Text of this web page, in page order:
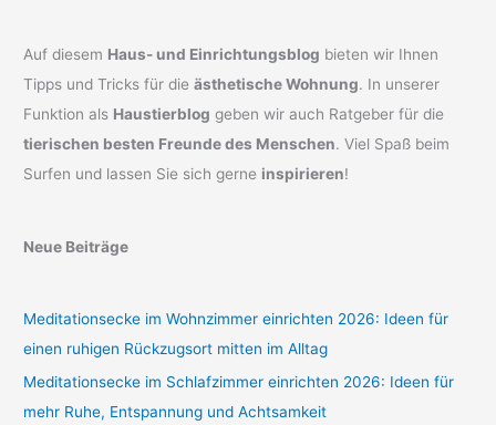
Auf diesem Haus- und Einrichtungsblog bieten wir Ihnen
Tipps und Tricks für dieästhetische Wohnung. In unserer
Funktion als Haustierblog geben wir auch Ratgeber für die
tierischen besten Freunde des Menschen. Viel Spaß beim
Surfen und lassen Sie sich gerne inspirieren!
Neue Beiträge
Meditationsecke im Wohnzimmer einrichten 2026: Ideen für
einen ruhigen Rückzugsort mitten im Alltag
Meditationsecke im Schlafzimmer einrichten 2026: Ideen für
mehr Ruhe, Entspannung und Achtsamkeit